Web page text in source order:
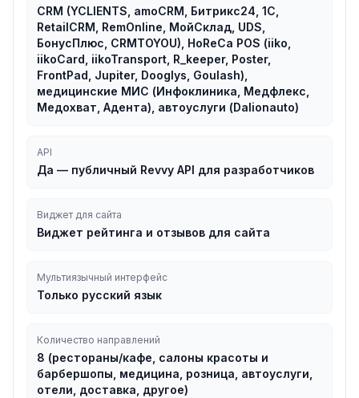
CRM (YCLIENTS, amoCRM, Битрикс24, 1C,
RetailCRM, RemOnline, МойСклад, UDS,
БонусПлюс, CRMTOYOU), HoReCa POS (iiko,
iikoCard, iikoTransport, R_keeper, Poster,
FrontPad, Jupiter, Dooglys, Goulash),
медицинские МИС (Инфоклиника, Медфлекс,
Медохват, Адента), автоуслуги (Dalionauto)
API
Да — публичный Revvy API для разработчиков
Виджет для сайта
Виджет рейтинга и отзывов для сайта
Мультиязычный интерфейс
Только русский язык
Количество направлений
8 (рестораны/кафе, салоны красоты и
барбершопы, медицина, розница, автоуслуги,
отели, доставка, другое)